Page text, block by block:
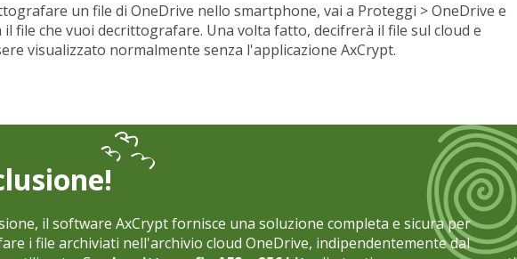
un file di OneDrive nello smartphone, vai a Proteggi > OneDrive e
il file che vuoi decrittografare. Una volta fatto, decifrerà il file sul cloud e
visualizzato normalmente senza l'applicazione AxCrypt.
il software AxCrypt fornisce una soluzione completa e sicura per
i file archiviati nell'archivio cloud OneDrive, indipendentemente dal